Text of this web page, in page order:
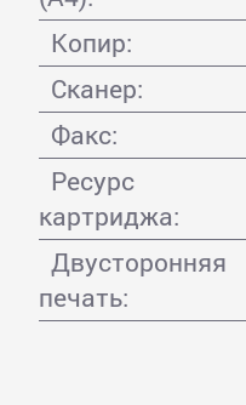
Копир:
Сканер:
Факс:
Ресурс
картриджа:
Двусторонняя
печать: